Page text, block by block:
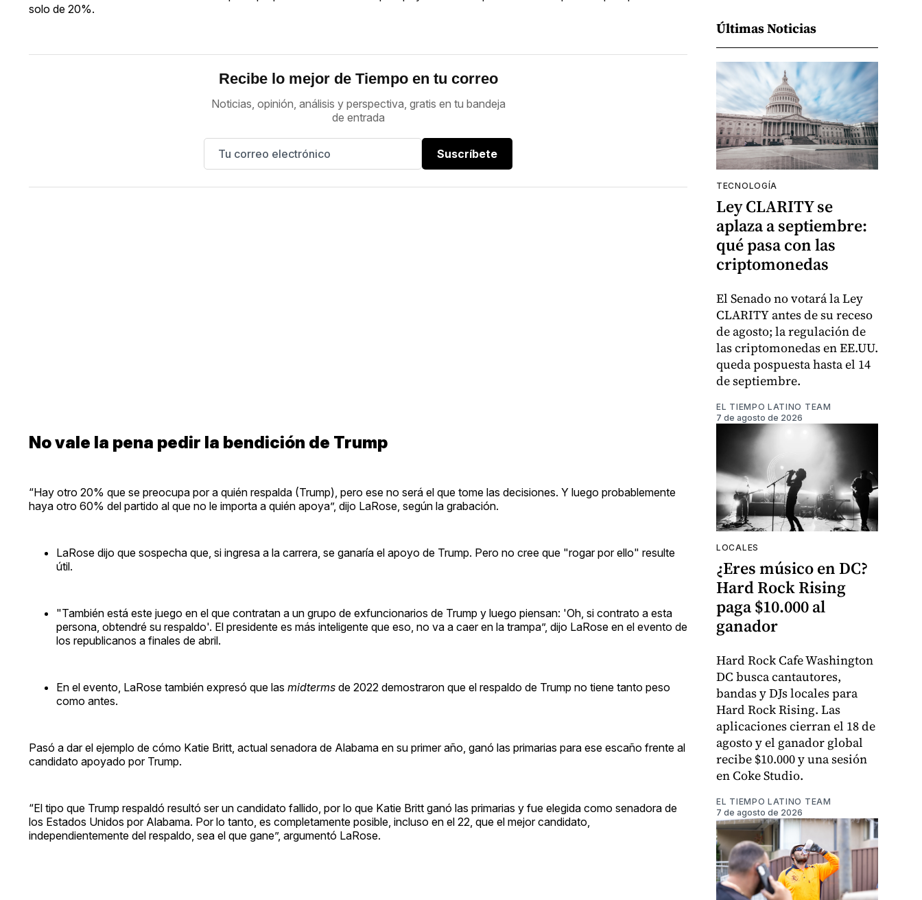
solo de 20%.
Recibe lo mejor de Tiempo en tu correo
Noticias, opinión, análisis y perspectiva, gratis en tu bandeja
de entrada
Suscríbete
No vale la pena pedir la bendición de Trump
“Hay otro 20% que se preocupa por a quién respalda (Trump), pero ese no será el que tome las decisiones. Y luego probablemente
haya otro 60% del partido al que no le importa a quién apoya”, dijo LaRose, según la grabación.
LaRose dijo que sospecha que, si ingresa a la carrera, se ganaría el apoyo de Trump. Pero no cree que "rogar por ello" resulte
útil.
"También está este juego en el que contratan a un grupo de exfuncionarios de Trump y luego piensan: 'Oh, si contrato a esta
persona, obtendré su respaldo'. El presidente es más inteligente que eso, no va a caer en la trampa”, dijo LaRose en el evento de
los republicanos a finales de abril.
En el evento, LaRose también expresó que las midterms de 2022 demostraron que el respaldo de Trump no tiene tanto peso
como antes.
Pasó a dar el ejemplo de cómo Katie Britt, actual senadora de Alabama en su primer año, ganó las primarias para ese escaño frente al
candidato apoyado por Trump.
“El tipo que Trump respaldó resultó ser un candidato fallido, por lo que Katie Britt ganó las primarias y fue elegida como senadora de
los Estados Unidos por Alabama. Por lo tanto, es completamente posible, incluso en el 22, que el mejor candidato,
independientemente del respaldo, sea el que gane”, argumentó LaRose.
Últimas Noticias
TECNOLOGÍA
Ley CLARITY se
aplaza a septiembre:
qué pasa con las
criptomonedas
El Senado no votará la Ley
CLARITY antes de su receso
de agosto; la regulación de
las criptomonedas en EE.UU.
queda pospuesta hasta el 14
de septiembre.
EL TIEMPO LATINO TEAM
7 de agosto de 2026
LOCALES
¿Eres músico en DC?
Hard Rock Rising
paga $10.000 al
ganador
Hard Rock Cafe Washington
DC busca cantautores,
bandas y DJs locales para
Hard Rock Rising. Las
aplicaciones cierran el 18 de
agosto y el ganador global
recibe $10.000 y una sesión
en Coke Studio.
EL TIEMPO LATINO TEAM
7 de agosto de 2026